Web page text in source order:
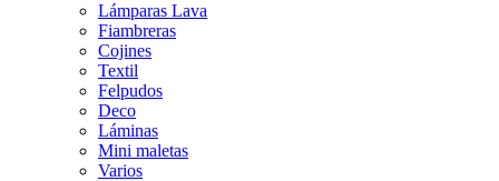
Lámparas Lava
Fiambreras
Cojines
Textil
Felpudos
Deco
Láminas
Mini maletas
Varios